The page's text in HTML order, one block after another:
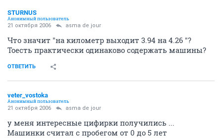
Анонимный пользователь
21 октября 2006 asma de jour
Тоесть практически одинаково содержать машины?
Анонимный пользователь
21 октября 2006 asma de jour